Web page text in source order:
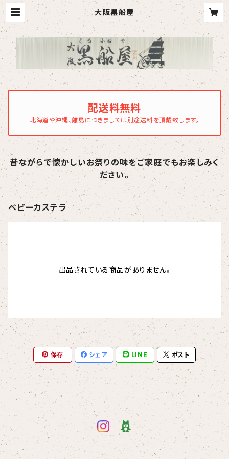
大阪黒船屋
配送料無料
北海道や沖縄、離島につきましては別途送料を頂戴致します。
昔ながらで懐かしいお祭りの味をご家庭でもお楽しみく
ださい。
ベビーカステラ
出品されている商品がありません。
保存 シェア LINE ポスト